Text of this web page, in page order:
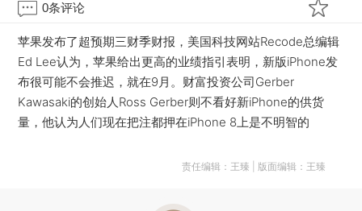
0条评论
苹果发布了超预期三财季财报，美国科技网站Recode总编辑
Ed Lee认为，苹果给出更高的业绩指引表明，新版iPhone发
布很可能不会推迟，就在9月。财富投资公司Gerber
Kawasaki的创始人Ross Gerber则不看好新iPhone的供货
量，他认为人们现在把注都押在iPhone 8上是不明智的
责任编辑：王臻 | 版面编辑：王臻